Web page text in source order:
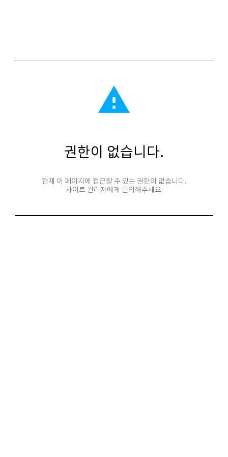
report_problem
권한이 없습니다.
현재 이 페이지에 접근할 수 있는 권한이 없습니다.
사이트 관리자에게 문의해주세요.